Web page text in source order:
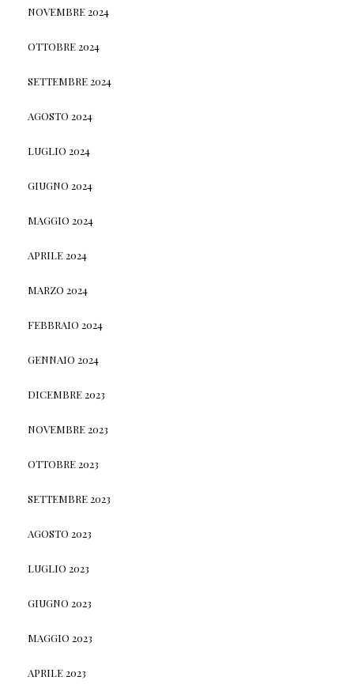
NOVEMBRE 2024
OTTOBRE 2024
SETTEMBRE 2024
AGOSTO 2024
LUGLIO 2024
GIUGNO 2024
MAGGIO 2024
APRILE 2024
MARZO 2024
FEBBRAIO 2024
GENNAIO 2024
DICEMBRE 2023
NOVEMBRE 2023
OTTOBRE 2023
SETTEMBRE 2023
AGOSTO 2023
LUGLIO 2023
GIUGNO 2023
MAGGIO 2023
APRILE 2023